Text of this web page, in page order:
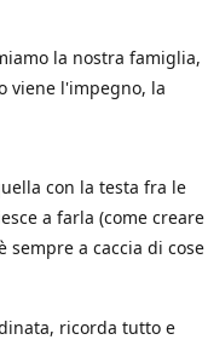
la nostra famiglia,
viene l'impegno, la
con la testa fra le
a farla (come creare
sempre a caccia di cose
ricorda tutto e